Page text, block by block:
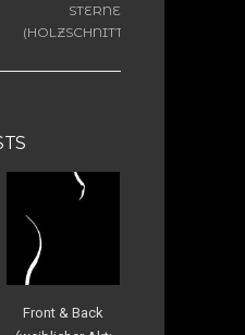
STERNE
(HOLZSCHNITT)
Front & Back